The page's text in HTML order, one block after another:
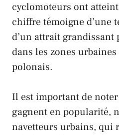
cyclomoteurs ont
chiffre témoigne d’une
d’un attrait
dans les zones
polonais.
Il est important de
gagnent en popularité,
navetteurs urbains, qui